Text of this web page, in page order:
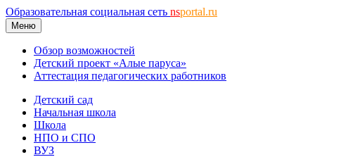
Образовательная социальная сеть nsportal.ru
Меню
Обзор возможностей
Детский проект «Алые паруса»
Аттестация педагогических работников
Детский сад
Начальная школа
Школа
НПО и СПО
ВУЗ